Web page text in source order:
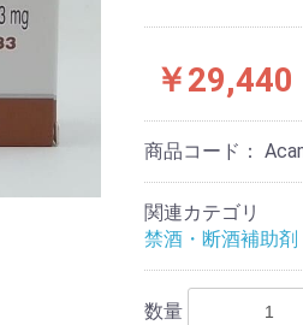
￥29,440
商品コード：
関連カテゴリ
禁酒・断酒補助剤
数量